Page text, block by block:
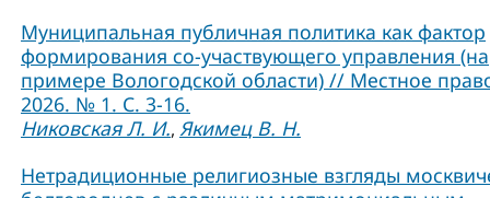
Муниципальная публичная политика как фактор
формирования со-участвующего управления (на
примере Вологодской области) // Местное
2026. № 1. С. 3-16.
Никовская Л. И., Якимец В. Н.
Нетрадиционные религиозные взгляды